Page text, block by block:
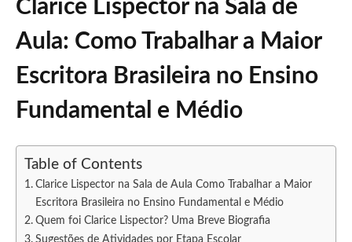
Clarice Lispector na Sala de
Aula: Como Trabalhar a Maior
Escritora Brasileira no Ensino
Fundamental e Médio
Table of Contents
Clarice Lispector na Sala de Aula Como Trabalhar a Maior
Escritora Brasileira no Ensino Fundamental e Médio
Quem foi Clarice Lispector? Uma Breve Biografia
Sugestões de Atividades por Etapa Escolar